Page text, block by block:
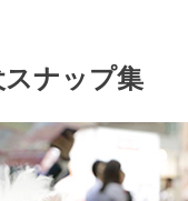
ナップ集